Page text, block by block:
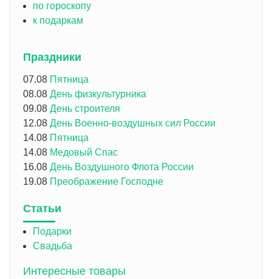
по гороскопу
к подаркам
Праздники
07.08 Пятница
08.08 День физкультурника
09.08 День строителя
12.08 День Военно-воздушных сил России
14.08 Пятница
14.08 Медовый Спас
16.08 День Воздушного Флота России
19.08 Преображение Господне
Статьи
Подарки
Свадьба
Интересные товары